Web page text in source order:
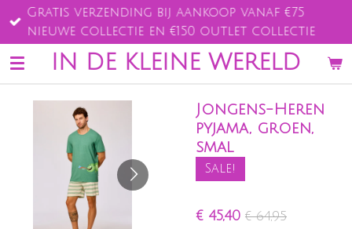
Ga
direct
naar
de
IN DE KLEINE WERELD
Gratis verzending bij aankoop vanaf €75
nieuwe collectie en €150 outlet collectie
Jongens-Heren
pyjama, groen,
smal
Sale!
€ 45,40 € 64,95